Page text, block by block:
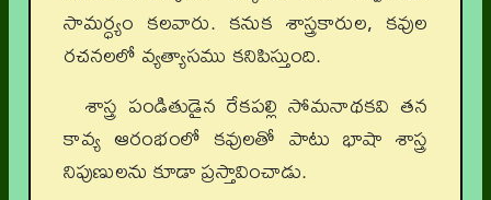
సామర్ధ్యం కలవారు. కనుక శాస్త్రకారుల, కవుల
రచనలలో వ్యత్యాసము కనిపిస్తుంది.
శాస్త్ర పండితుడైన రేకపల్లి సోమనాథకవి తన
కావ్య ఆరంభంలో కవులతో పాటు భాషా శాస్త్ర
నిపుణులను కూడా ప్రస్తావించాడు.